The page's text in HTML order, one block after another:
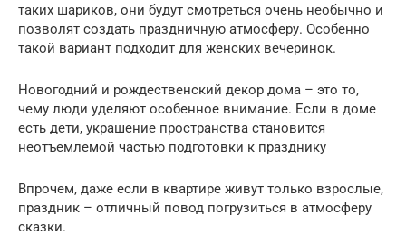
таких шариков, они будут смотреться очень необычно и
позволят создать праздничную атмосферу. Особенно
такой вариант подходит для женских вечеринок.
Новогодний и рождественский декор дома – это то,
чему люди уделяют особенное внимание. Если в доме
есть дети, украшение пространства становится
неотъемлемой частью подготовки к празднику
Впрочем, даже если в квартире живут только взрослые,
праздник – отличный повод погрузиться в атмосферу
сказки.